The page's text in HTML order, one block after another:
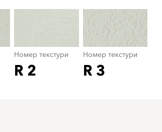
Номер текстури
R 2
Номер текстури
R 3